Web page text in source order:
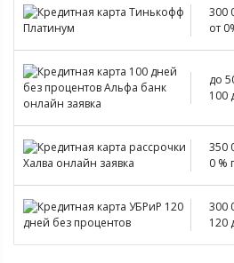
300
от
до
100
350
0 %
300
120